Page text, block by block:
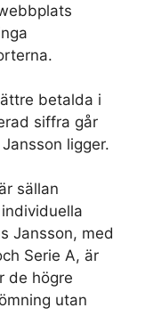
betalda i
siffra går
ligger.
sällan
Jansson, med
Serie A, är
de högre
utan